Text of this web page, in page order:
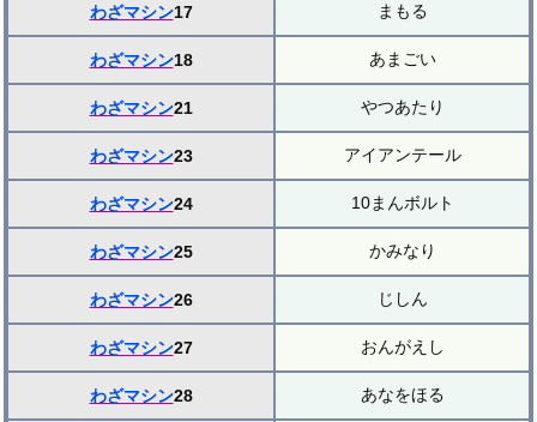
わざマシン17 まもる
わざマシン18 あまごい
わざマシン21 やつあたり
わざマシン23 アイアンテール
わざマシン24 10まんボルト
わざマシン25 かみなり
わざマシン26 じしん
わざマシン27 おんがえし
わざマシン28 あなをほる